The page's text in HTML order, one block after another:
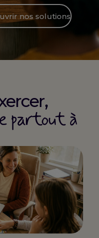
nos solutions
partout à